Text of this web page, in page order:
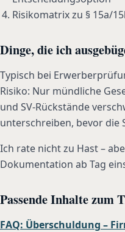
Risikomatrix zu § 15a/
Dinge, die ich
Typisch bei
Risiko: Nur mündliche
und SV-Rückstände
unterschreiben, bevor die
Ich rate nicht zu Hast –
Dokumentation ab Tag
Passende Inhalte zum
FAQ: Überschuldung –